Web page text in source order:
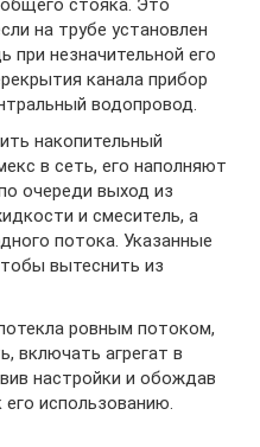
на трубе установлен
при незначительной его
канала прибор
водопровод.
накопительный
в сеть, его наполняют
очереди выход из
и смеситель, а
потока. Указанные
вытеснить из
ровным потоком,
включать агрегат в
настройки и обождав
использованию.